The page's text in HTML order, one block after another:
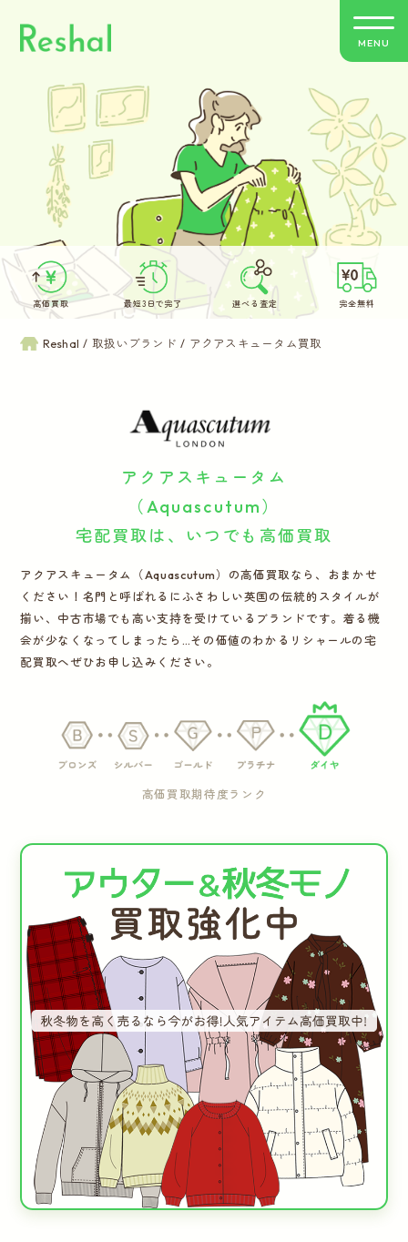
リシャールの特徴
買取方法のご案内
取扱いブランド
よくあるご質問
お客さまの声
運営会社
ログイン お問い合わせ
MENU
高価買取 最短3日で完了 選べる査定 完全無料
Reshal 取扱いブランド アクアスキュータム買取
アクアスキュータム
（Aquascutum）
宅配買取は、いつでも高価買取
アクアスキュータム（Aquascutum）の高価買取なら、おまかせ
ください！名門と呼ばれるにふさわしい英国の伝統的スタイルが
揃い、中古市場でも高い支持を受けているブランドです。着る機
会が少なくなってしまったら…その価値のわかるリシャールの宅
配買取へぜひお申し込みください。
高価買取期待度ランク